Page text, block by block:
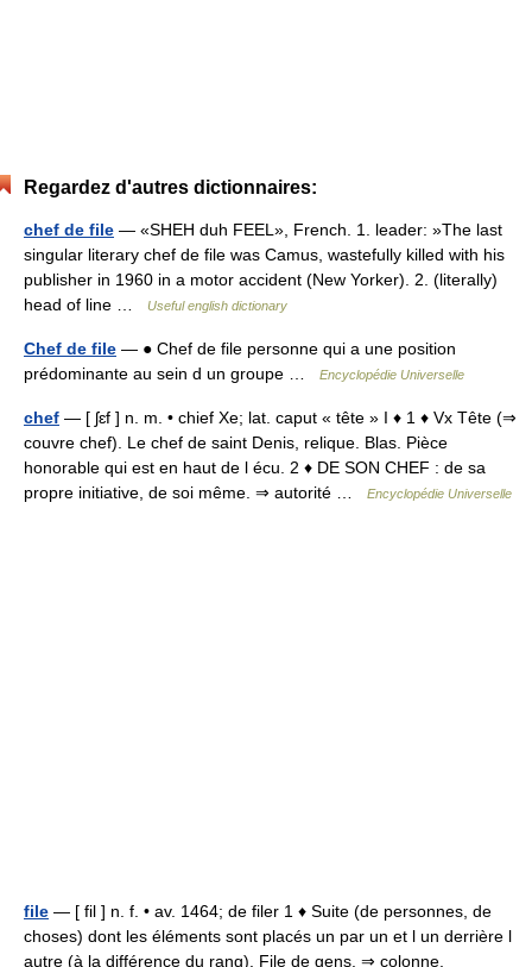
Regardez d'autres dictionnaires:
chef de file — «SHEH duh FEEL», French. 1. leader: »The last
singular literary chef de file was Camus, wastefully killed with his
publisher in 1960 in a motor accident (New Yorker). 2. (literally)
head of line …
Useful english dictionary
Chef de file — ● Chef de file personne qui a une position
prédominante au sein d un groupe …
Encyclopédie Universelle
chef — [ ʃɛf ] n. m. • chief Xe; lat. caput « tête » I ♦ 1 ♦ Vx Tête (⇒
couvre chef). Le chef de saint Denis, relique. Blas. Pièce
honorable qui est en haut de l écu. 2 ♦ DE SON CHEF : de sa
propre initiative, de soi même. ⇒ autorité …
Encyclopédie Universelle
file — [ fil ] n. f. • av. 1464; de filer 1 ♦ Suite (de personnes, de
choses) dont les éléments sont placés un par un et l un derrière l
autre (à la différence du rang). File de gens. ⇒ colonne,